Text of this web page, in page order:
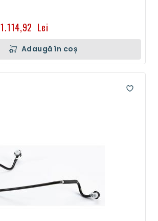
1.114,92 Lei
Adaugă în coș